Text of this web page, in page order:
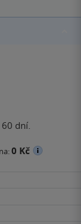
dní.
0 Kč